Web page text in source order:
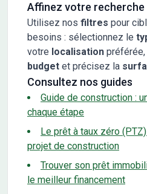
Affinez votre recherche
Utilisez nos filtres pour
besoins : sélectionnez le
votre localisation
budget et précisez la
Consultez nos guides
Guide de construction :
chaque étape
Le prêt à taux zéro
projet de construction
Trouver son prêt
le meilleur financement